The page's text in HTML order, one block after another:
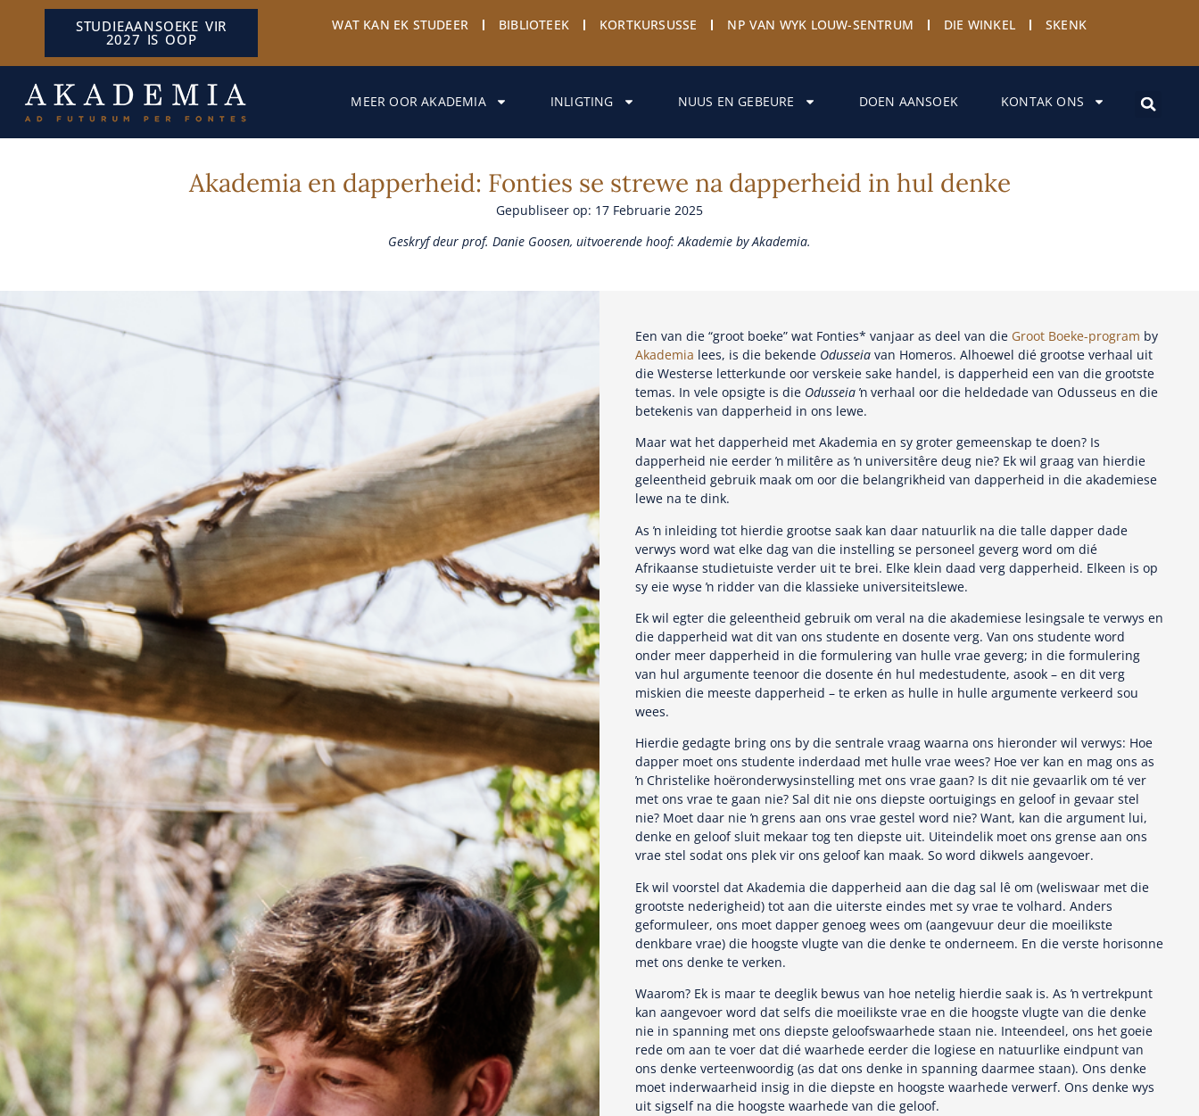
STUDIEAANSOEKE VIR
2027 IS OOP
WAT KAN EK STUDEER BIBLIOTEEK KORTKURSUSSE NP VAN WYK LOUW-SENTRUM DIE WINKEL SKENK
MEER OOR AKADEMIA INLIGTING NUUS EN GEBEURE DOEN AANSOEK KONTAK ONS
Akademia en dapperheid: Fonties se strewe na dapperheid in hul denke
Gepubliseer op: 17 Februarie 2025
Geskryf deur prof. Danie Goosen, uitvoerende hoof: Akademie by Akademia.
Een van die “groot boeke” wat Fonties* vanjaar as deel van die Groot Boeke-program by
Akademia lees, is die bekende Odusseia van Homeros. Alhoewel dié grootse verhaal uit
die Westerse letterkunde oor verskeie sake handel, is dapperheid een van die grootste
temas. In vele opsigte is die Odusseia ŉ verhaal oor die heldedade van Odusseus en die
betekenis van dapperheid in ons lewe.
Maar wat het dapperheid met Akademia en sy groter gemeenskap te doen? Is
dapperheid nie eerder ŉ militêre as ŉ universitêre deug nie? Ek wil graag van hierdie
geleentheid gebruik maak om oor die belangrikheid van dapperheid in die akademiese
lewe na te dink.
As ŉ inleiding tot hierdie grootse saak kan daar natuurlik na die talle dapper dade
verwys word wat elke dag van die instelling se personeel geverg word om dié
Afrikaanse studietuiste verder uit te brei. Elke klein daad verg dapperheid. Elkeen is op
sy eie wyse ŉ ridder van die klassieke universiteitslewe.
Ek wil egter die geleentheid gebruik om veral na die akademiese lesingsale te verwys en
die dapperheid wat dit van ons studente en dosente verg. Van ons studente word
onder meer dapperheid in die formulering van hulle vrae geverg; in die formulering
van hul argumente teenoor die dosente én hul medestudente, asook – en dit verg
miskien die meeste dapperheid – te erken as hulle in hulle argumente verkeerd sou
wees.
Hierdie gedagte bring ons by die sentrale vraag waarna ons hieronder wil verwys: Hoe
dapper moet ons studente inderdaad met hulle vrae wees? Hoe ver kan en mag ons as
ŉ Christelike hoëronderwysinstelling met ons vrae gaan? Is dit nie gevaarlik om té ver
met ons vrae te gaan nie? Sal dit nie ons diepste oortuigings en geloof in gevaar stel
nie? Moet daar nie ŉ grens aan ons vrae gestel word nie? Want, kan die argument lui,
denke en geloof sluit mekaar tog ten diepste uit. Uiteindelik moet ons grense aan ons
vrae stel sodat ons plek vir ons geloof kan maak. So word dikwels aangevoer.
Ek wil voorstel dat Akademia die dapperheid aan die dag sal lê om (weliswaar met die
grootste nederigheid) tot aan die uiterste eindes met sy vrae te volhard. Anders
geformuleer, ons moet dapper genoeg wees om (aangevuur deur die moeilikste
denkbare vrae) die hoogste vlugte van die denke te onderneem. En die verste horisonne
met ons denke te verken.
Waarom? Ek is maar te deeglik bewus van hoe netelig hierdie saak is. As ŉ vertrekpunt
kan aangevoer word dat selfs die moeilikste vrae en die hoogste vlugte van die denke
nie in spanning met ons diepste geloofswaarhede staan nie. Inteendeel, ons het goeie
rede om aan te voer dat dié waarhede eerder die logiese en natuurlike eindpunt van
ons denke verteenwoordig (as dat ons denke in spanning daarmee staan). Ons denke
moet inderwaarheid insig in die diepste en hoogste waarhede verwerf. Ons denke wys
uit sigself na die hoogste waarhede van die geloof.